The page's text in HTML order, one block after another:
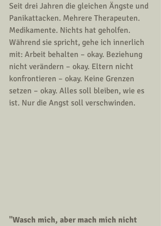
Seit drei Jahren die gleichen Ängste und
Panikattacken. Mehrere Therapeuten.
Medikamente. Nichts hat geholfen.
Während sie spricht, gehe ich innerlich
mit: Arbeit behalten – okay. Beziehung
nicht verändern – okay. Eltern nicht
konfrontieren – okay. Keine Grenzen
setzen – okay. Alles soll bleiben, wie es
ist. Nur die Angst soll verschwinden.
"Wasch mich, aber mach mich nicht